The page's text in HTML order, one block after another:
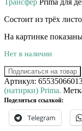
Трансфер Prima для
Состоит из трёх
На картинке
Нет в наличии
Подписаться на товар
Артикул:
(натирки) Prima.
Поделиться ссылкой:
Telegram